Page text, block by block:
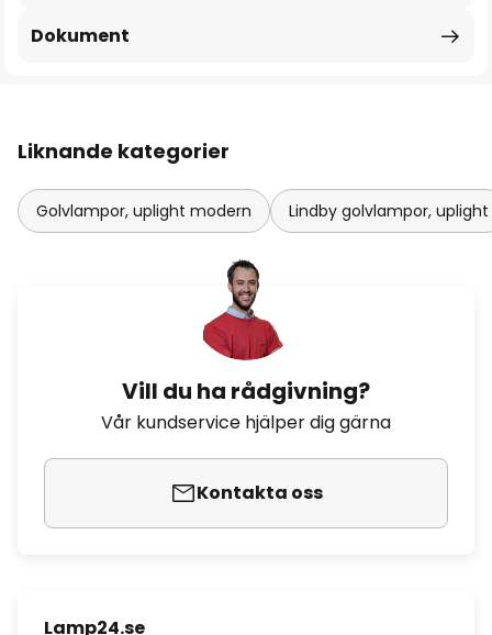
Dokument
Liknande kategorier
Golvlampor, uplight modern Lindby golvlampor, uplight
Vill du ha rådgivning?
Vår kundservice hjälper dig gärna
Kontakta oss
Lamp24.se